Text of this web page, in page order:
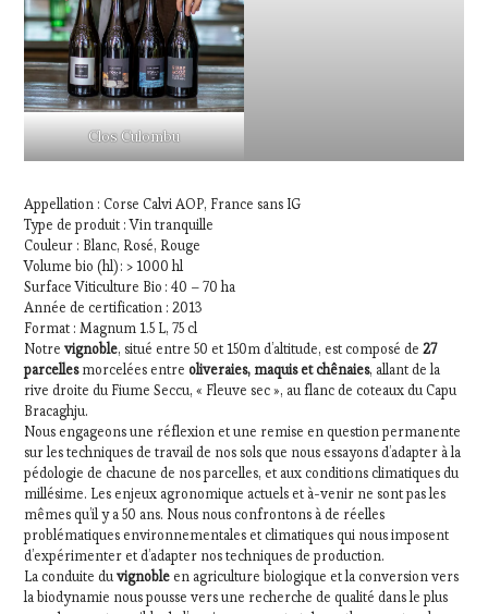
Clos Culombu
Appellation : Corse Calvi AOP, France sans IG
Type de produit : Vin tranquille
Couleur : Blanc, Rosé, Rouge
Volume bio (hl) : > 1000 hl
Surface Viticulture Bio : 40 – 70 ha
Année de certification : 2013
Format : Magnum 1.5 L, 75 cl
Notrevignoble, situé entre 50 et 150m d’altitude, est composé de27
parcellesmorcelées entre oliveraies, maquis et chênaies, allant de la
rive droite du Fiume Seccu, « Fleuve sec », au flanc de coteaux du Capu
Bracaghju.
Nous engageons une réflexion et une remise en question permanente
sur les techniques de travail de nos sols que nous essayons d’adapter à la
pédologie de chacune de nos parcelles, et aux conditions climatiques du
millésime. Les enjeux agronomique actuels et à-venir ne sont pas les
mêmes qu’il y a 50 ans. Nous nous confrontons à de réelles
problématiques environnementales et climatiques qui nous imposent
d’expérimenter et d’adapter nos techniques de production.
La conduite duvignobleen agriculture biologique et la conversion vers
la biodynamie nous pousse vers une recherche de qualité dans le plus